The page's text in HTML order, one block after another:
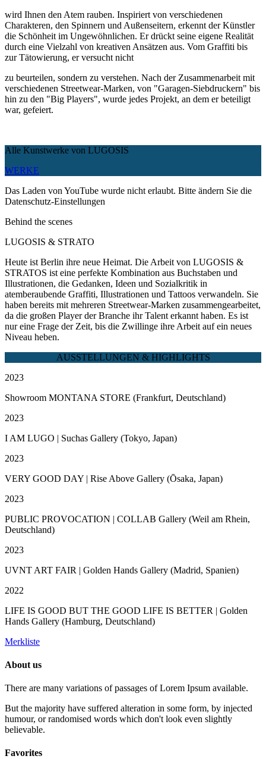
wird Ihnen den Atem rauben. Inspiriert von verschiedenen
Charakteren, den Spinnern und Außenseitern, erkennt der Künstler
die Schönheit im Ungewöhnlichen. Er drückt seine eigene Realität
durch eine Vielzahl von kreativen Ansätzen aus. Vom Graffiti bis
zur Tätowierung, er versucht nicht
zu beurteilen, sondern zu verstehen. Nach der Zusammenarbeit mit
verschiedenen Streetwear-Marken, von "Garagen-Siebdruckern" bis
hin zu den "Big Players", wurde jedes Projekt, an dem er beteiligt
war, gefeiert.
Alle Kunstwerke von LUGOSIS
WERKE
Das Laden von YouTube wurde nicht erlaubt. Bitte ändern Sie die
Datenschutz-Einstellungen
Behind the scenes
LUGOSIS & STRATO
Heute ist Berlin ihre neue Heimat. Die Arbeit von LUGOSIS &
STRATOS ist eine perfekte Kombination aus Buchstaben und
Illustrationen, die Gedanken, Ideen und Sozialkritik in
atemberaubende Graffiti, Illustrationen und Tattoos verwandeln. Sie
haben bereits mit mehreren Streetwear-Marken zusammengearbeitet,
da die großen Player der Branche ihr Talent erkannt haben. Es ist
nur eine Frage der Zeit, bis die Zwillinge ihre Arbeit auf ein neues
Niveau heben.
AUSSTELLUNGEN & HIGHLIGHTS
2023
Showroom MONTANA STORE (Frankfurt, Deutschland)
2023
I AM LUGO | Suchas Gallery (Tokyo, Japan)
2023
VERY GOOD DAY | Rise Above Gallery (Ōsaka, Japan)
2023
PUBLIC PROVOCATION | COLLAB Gallery (Weil am Rhein,
Deutschland)
2023
UVNT ART FAIR | Golden Hands Gallery (Madrid, Spanien)
2022
LIFE IS GOOD BUT THE GOOD LIFE IS BETTER | Golden
Hands Gallery (Hamburg, Deutschland)
Merkliste
About us
There are many variations of passages of Lorem Ipsum available.
But the majority have suffered alteration in some form, by injected
humour, or randomised words which don't look even slightly
believable.
Favorites